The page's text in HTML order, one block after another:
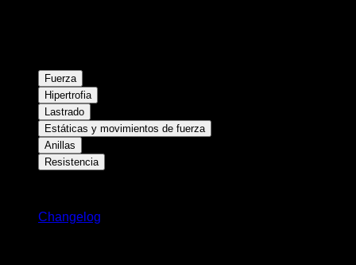
Fuerza
Hipertrofia
Lastrado
Estáticas y movimientos de fuerza
Anillas
Resistencia
Changelog